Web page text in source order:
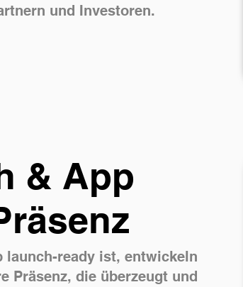
und Investoren.
launch-ready ist, entwickeln
Präsenz, die überzeugt und
& App